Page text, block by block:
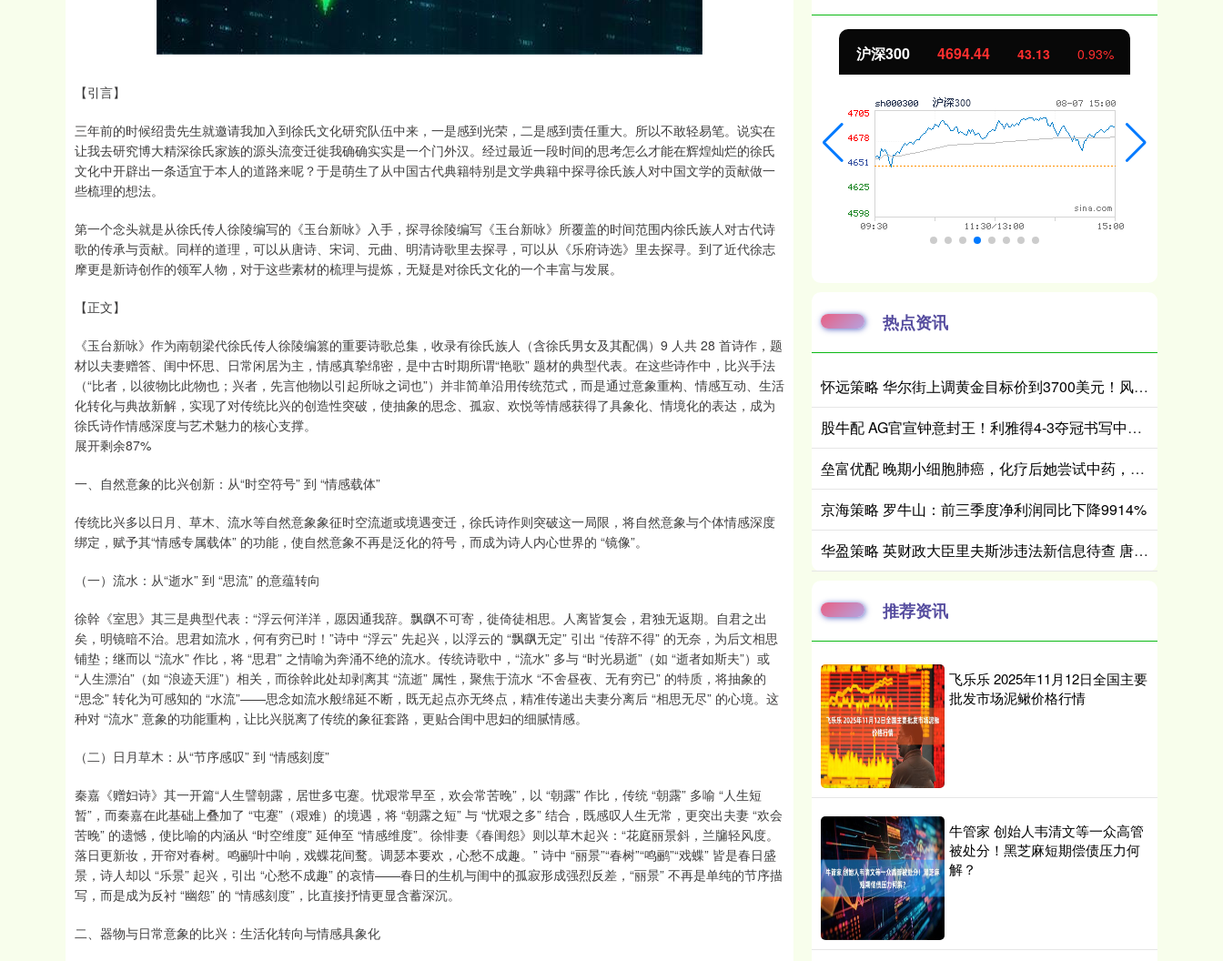
【引言】
三年前的时候绍贵先生就邀请我加入到徐氏文化研究队伍中来，一是感到光荣，二是感到责任重大。所以不敢轻易笔。说实在
让我去研究博大精深徐氏家族的源头流变迁徙我确确实实是一个门外汉。经过最近一段时间的思考怎么才能在辉煌灿烂的徐氏
文化中开辟出一条适宜于本人的道路来呢？于是萌生了从中国古代典籍特别是文学典籍中探寻徐氏族人对中国文学的贡献做一
些梳理的想法。
第一个念头就是从徐氏传人徐陵编写的《玉台新咏》入手，探寻徐陵编写《玉台新咏》所覆盖的时间范围内徐氏族人对古代诗
歌的传承与贡献。同样的道理，可以从唐诗、宋词、元曲、明清诗歌里去探寻，可以从《乐府诗选》里去探寻。到了近代徐志
摩更是新诗创作的领军人物，对于这些素材的梳理与提炼，无疑是对徐氏文化的一个丰富与发展。
【正文】
《玉台新咏》作为南朝梁代徐氏传人徐陵编篡的重要诗歌总集，收录有徐氏族人（含徐氏男女及其配偶）9 人共 28 首诗作，题
材以夫妻赠答、闺中怀思、日常闲居为主，情感真挚绵密，是中古时期所谓“艳歌” 题材的典型代表。在这些诗作中，比兴手法
（“比者，以彼物比此物也；兴者，先言他物以引起所咏之词也”）并非简单沿用传统范式，而是通过意象重构、情感互动、生活
化转化与典故新解，实现了对传统比兴的创造性突破，使抽象的思念、孤寂、欢悦等情感获得了具象化、情境化的表达，成为
徐氏诗作情感深度与艺术魅力的核心支撑。
展开剩余87%
一、自然意象的比兴创新：从“时空符号” 到 “情感载体”
传统比兴多以日月、草木、流水等自然意象象征时空流逝或境遇变迁，徐氏诗作则突破这一局限，将自然意象与个体情感深度
绑定，赋予其“情感专属载体” 的功能，使自然意象不再是泛化的符号，而成为诗人内心世界的 “镜像”。
（一）流水：从“逝水” 到 “思流” 的意蕴转向
徐幹《室思》其三是典型代表：“浮云何洋洋，愿因通我辞。飘飖不可寄，徙倚徒相思。人离皆复会，君独无返期。自君之出
矣，明镜暗不治。思君如流水，何有穷已时！”诗中 “浮云” 先起兴，以浮云的 “飘飖无定” 引出 “传辞不得” 的无奈，为后文相思
铺垫；继而以 “流水” 作比，将 “思君” 之情喻为奔涌不绝的流水。传统诗歌中，“流水” 多与 “时光易逝”（如 “逝者如斯夫”）或
“人生漂泊”（如 “浪迹天涯”）相关，而徐幹此处却剥离其 “流逝” 属性，聚焦于流水 “不舍昼夜、无有穷已” 的特质，将抽象的
“思念” 转化为可感知的 “水流”——思念如流水般绵延不断，既无起点亦无终点，精准传递出夫妻分离后 “相思无尽” 的心境。这
种对 “流水” 意象的功能重构，让比兴脱离了传统的象征套路，更贴合闺中思妇的细腻情感。
（二）日月草木：从“节序感叹” 到 “情感刻度”
秦嘉《赠妇诗》其一开篇“人生譬朝露，居世多屯蹇。忧艰常早至，欢会常苦晚”，以 “朝露” 作比，传统 “朝露” 多喻 “人生短
暂”，而秦嘉在此基础上叠加了 “屯蹇”（艰难）的境遇，将 “朝露之短” 与 “忧艰之多” 结合，既感叹人生无常，更突出夫妻 “欢会
苦晚” 的遗憾，使比喻的内涵从 “时空维度” 延伸至 “情感维度”。徐悱妻《春闺怨》则以草木起兴：“花庭丽景斜，兰牖轻风度。
落日更新妆，开帘对春树。鸣鹂叶中响，戏蝶花间鹜。调瑟本要欢，心愁不成趣。” 诗中 “丽景”“春树”“鸣鹂”“戏蝶” 皆是春日盛
景，诗人却以 “乐景” 起兴，引出 “心愁不成趣” 的哀情——春日的生机与闺中的孤寂形成强烈反差，“丽景” 不再是单纯的节序描
写，而是成为反衬 “幽怨” 的 “情感刻度”，比直接抒情更显含蓄深沉。
二、器物与日常意象的比兴：生活化转向与情感具象化
深证成指 14311.01 200.89 1.42% 沪深300 4694.44 43.13 北证50 1134.24 11.37 1.01%
热点资讯
怀远策略 华尔街上调黄金目标价到3700美元！风险没这么快消停
股牛配 AG官宣钟意封王！利雅得4-3夺冠书写中国电竞新历史_比赛_世界杯_官方
垒富优配 晚期小细胞肺癌，化疗后她尝试中药，已稳定二十五年！
京海策略 罗牛山：前三季度净利润同比下降9914%
华盈策略 英财政大臣里夫斯涉违法新信息待查 唐宁街确认其将发布下月预算
推荐资讯
飞乐乐 2025年11月12日全国主要
批发市场泥鳅价格行情
牛管家 创始人韦清文等一众高管
被处分！黑芝麻短期偿债压力何
解？